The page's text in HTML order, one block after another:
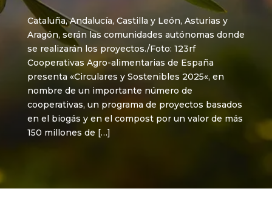
Cataluña, Andalucía, Castilla y León, Asturias y
Aragón, serán las comunidades autónomas donde
se realizarán los proyectos./Foto: 123rf
Cooperativas Agro-alimentarias de España
presenta «Circulares y Sostenibles 2025«, en
nombre de un importante número de
cooperativas, un programa de proyectos basados
en el biogás y en el compost por un valor de más
150 millones de […]